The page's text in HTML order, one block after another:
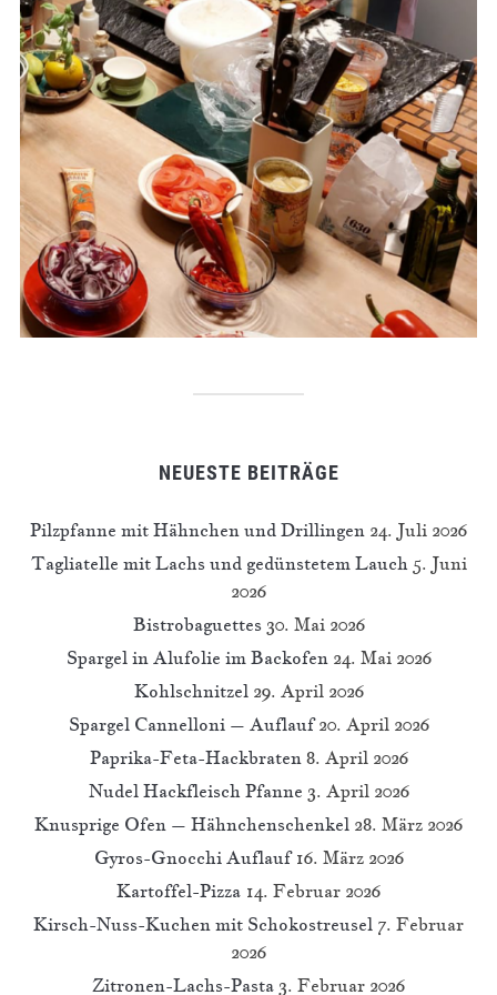
NEUESTE BEITRÄGE
Pilzpfanne mit Hähnchen und Drillingen 24. Juli 2026
Tagliatelle mit Lachs und gedünstetem Lauch 5. Juni
2026
Bistrobaguettes 30. Mai 2026
Spargel in Alufolie im Backofen 24. Mai 2026
Kohlschnitzel 29. April 2026
Spargel Cannelloni – Auflauf 20. April 2026
Paprika-Feta-Hackbraten 8. April 2026
Nudel Hackfleisch Pfanne 3. April 2026
Knusprige Ofen – Hähnchenschenkel 28. März 2026
Gyros-Gnocchi Auflauf 16. März 2026
Kartoffel-Pizza 14. Februar 2026
Kirsch-Nuss-Kuchen mit Schokostreusel 7. Februar
2026
Zitronen-Lachs-Pasta 3. Februar 2026